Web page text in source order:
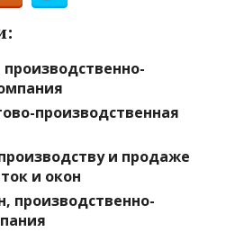
производственная
и продаже
и окон
производственно-